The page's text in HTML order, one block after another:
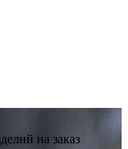
на заказ